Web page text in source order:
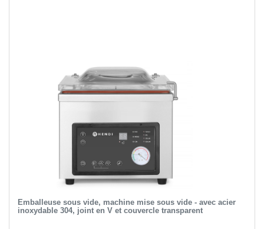
Emballeuse sous vide, machine mise sous vide - avec acier
inoxydable 304, joint en V et couvercle transparent